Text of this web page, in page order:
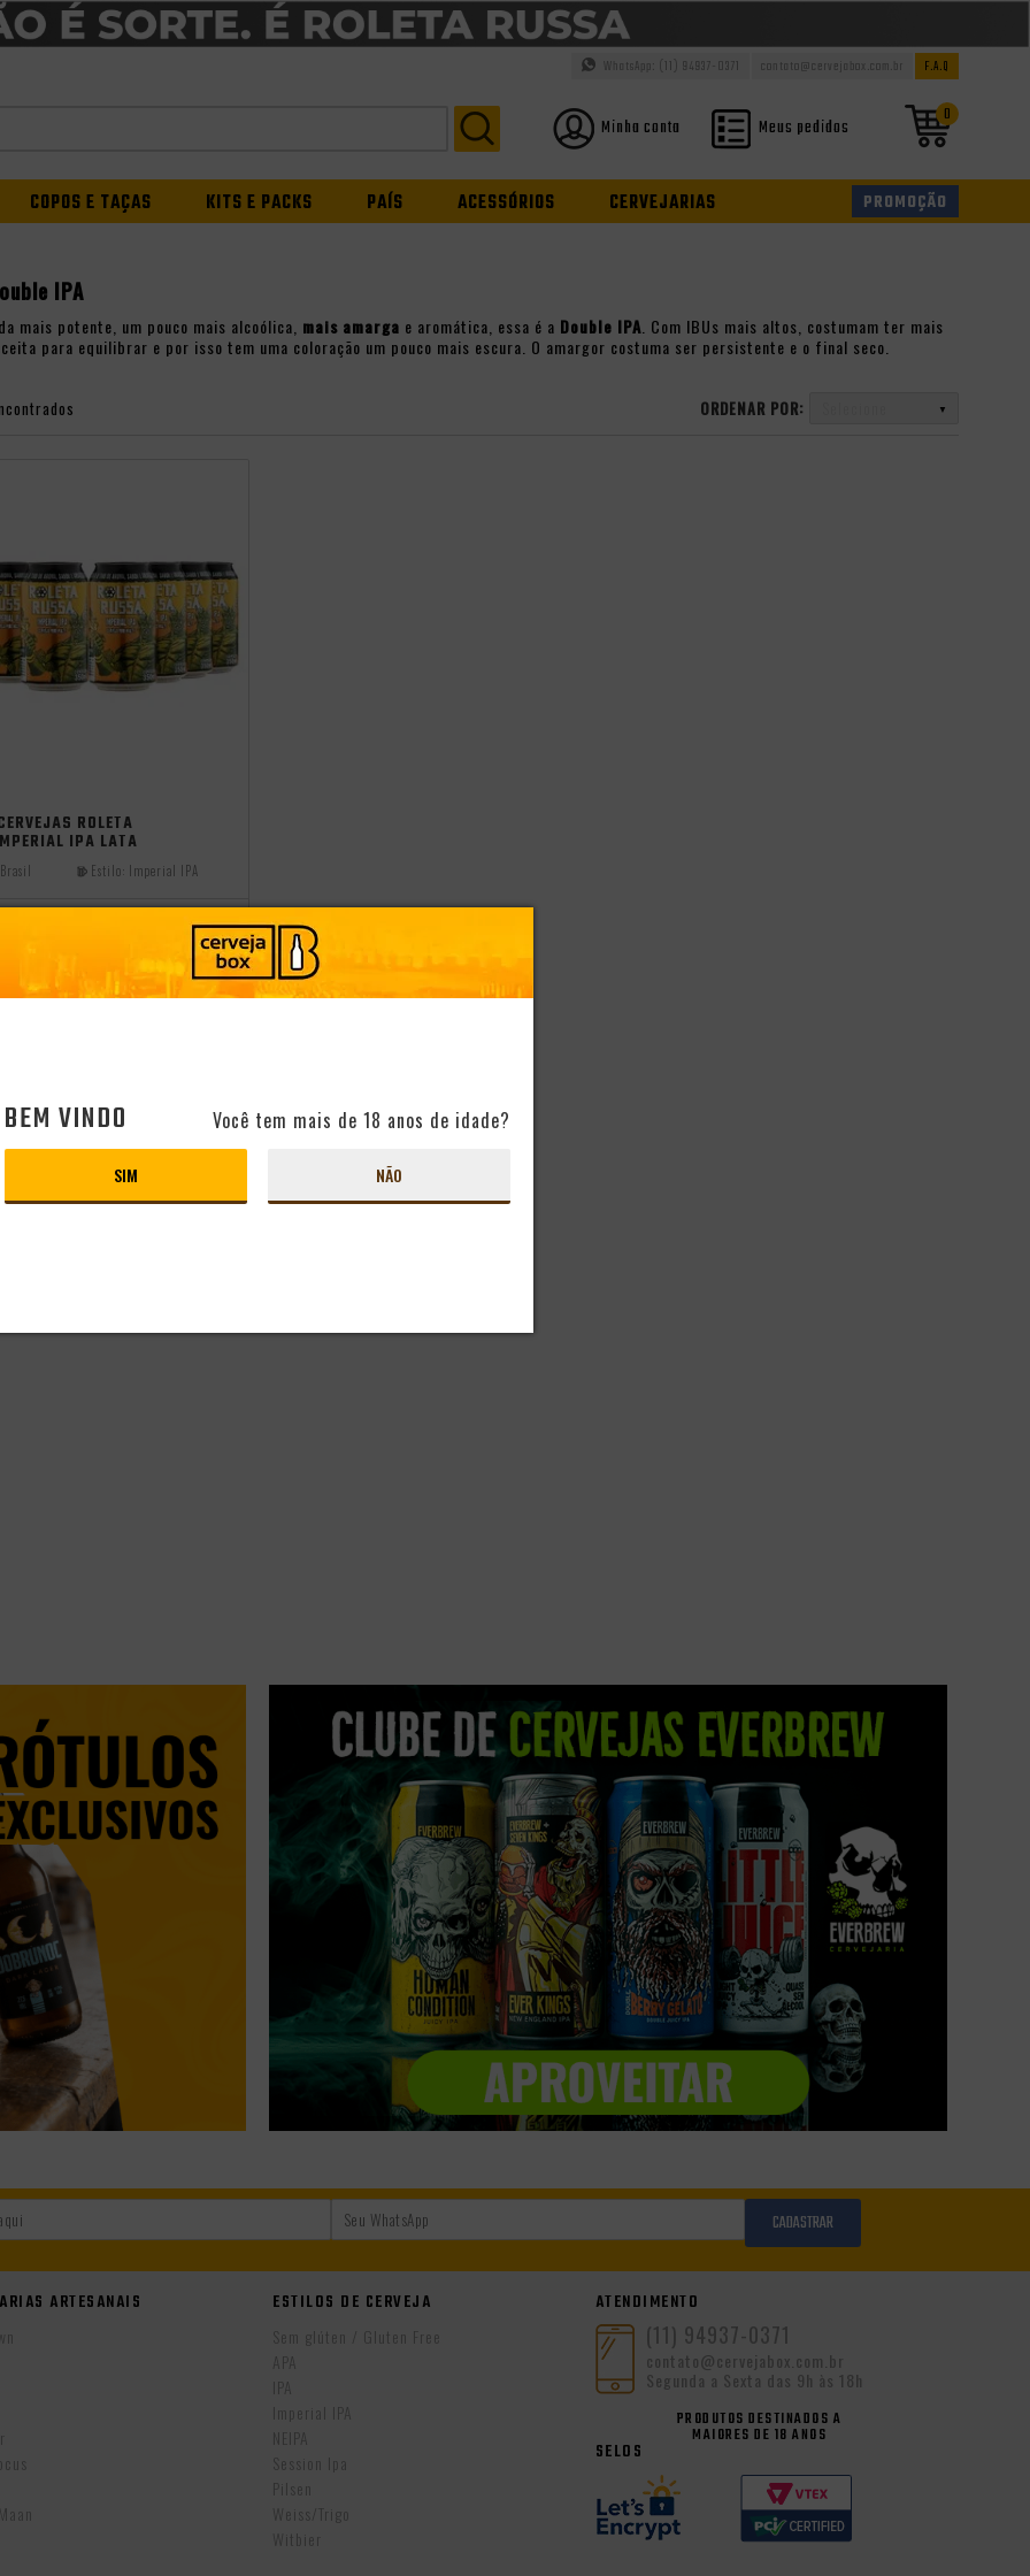
F.A.Q
contato@cervejabox.com.br
WhatsApp: (11) 94937-0371
0
Minha conta Meus pedidos
COPOS E TAÇAS KITS E PACKS PAÍS ACESSÓRIOS CERVEJARIAS PROMOÇÃO
IPA
mais potente, um pouco mais alcoólica, mais amarga e aromática, essa é a Double IPA . Com IBUs mais altos, costumam ter mais
para equilibrar e por isso tem uma coloração um pouco mais escura. O amargor costuma ser persistente e o final seco.
ORDENAR POR:
ROLETA
IPA LATA
Brasil Estilo: Imperial IPA
CADASTRAR
ARTESANAIS ESTILOS DE CERVEJA
Sem glúten / Gluten Free
APA
IPA
Imperial IPA
NEIPA
Session Ipa
Pilsen
Weiss/Trigo
Witbier
ATENDIMENTO
(11) 94937-0371
contato@cervejabox.com.br
Segunda a Sexta das 9h às 18h
PRODUTOS DESTINADOS A
MAIORES DE 18 ANOS
SELOS
BEM VINDO Você tem mais de 18 anos de idade?
SIM NÃO